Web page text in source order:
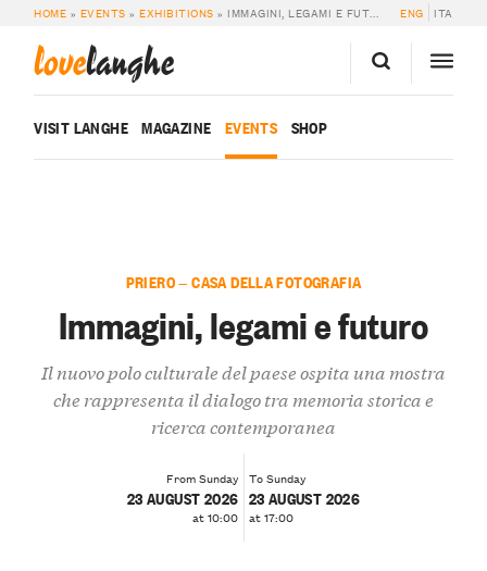
HOME » EVENTS »EXHIBITIONS » IMMAGINI, LEGAMI E FUTURO ENG ITA
lovelanghe
VISIT LANGHE MAGAZINE EVENTS SHOP
PRIERO — CASA DELLA FOTOGRAFIA
Immagini, legami e futuro
Il nuovo polo culturale del paese ospita una mostra
che rappresenta il dialogo tra memoria storica e
ricerca contemporanea
From Sunday
23 AUGUST 2026
at 10:00
To Sunday
23 AUGUST 2026
at 17:00